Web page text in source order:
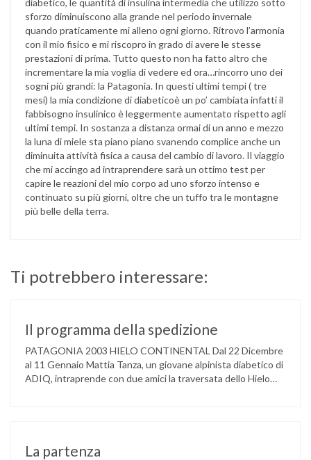
diabetico, le quantità di insulina intermedia che utilizzo sotto
sforzo diminuiscono alla grande nel periodo invernale
quando praticamente mi alleno ogni giorno. Ritrovo l’armonia
con il mio fisico e mi riscopro in grado di avere le stesse
prestazioni di prima. Tutto questo non ha fatto altro che
incrementare la mia voglia di vedere ed ora…rincorro uno dei
sogni più grandi: la Patagonia. In questi ultimi tempi ( tre
mesi) la mia condizione di diabeticoè un po’ cambiata infatti il
fabbisogno insulinico è leggermente aumentato rispetto agli
ultimi tempi. In sostanza a distanza ormai di un anno e mezzo
la luna di miele sta piano piano svanendo complice anche un
diminuita attività fisica a causa del cambio di lavoro. Il viaggio
che mi accingo ad intraprendere sarà un ottimo test per
capire le reazioni del mio corpo ad uno sforzo intenso e
continuato su più giorni, oltre che un tuffo tra le montagne
più belle della terra.
Ti potrebbero interessare:
Il programma della spedizione
PATAGONIA 2003 HIELO CONTINENTAL Dal 22 Dicembre
al 11 Gennaio Mattia Tanza, un giovane alpinista diabetico di
ADIQ, intraprende con due amici la traversata dello Hielo
La partenza